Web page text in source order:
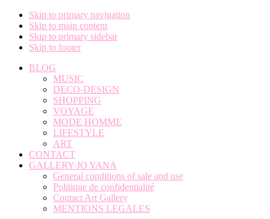
Skip to primary navigation
Skip to main content
Skip to primary sidebar
Skip to footer
BLOG
MUSIC
DECO-DESIGN
SHOPPING
VOYAGE
MODE HOMME
LIFESTYLE
ART
CONTACT
GALLERY JO YANA
General conditions of sale and use
Politique de confidentialité
Contact Art Gallery
MENTIONS LEGALES